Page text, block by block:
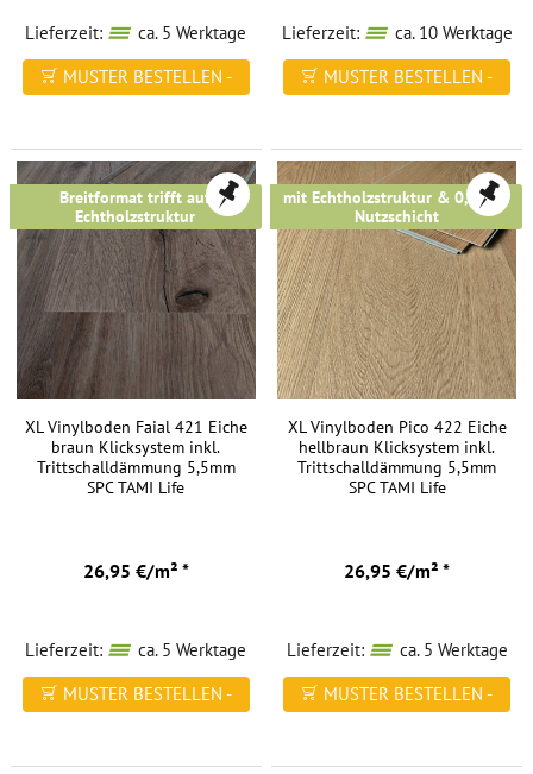
und
auch
oder
hellen
Möbeln.
Das
Vinyl
ist
extrem
flexibel
gewissermaßen
absorbiert
beziehungsweise
Lieferzeit:
ca. 5 Werktage
MUSTER BESTELLEN -
Lieferzeit:
ca. 10 Werktage
MUSTER BESTELLEN -
Breitformat trifft auf
Echtholzstruktur
XL Vinylboden Faial 421 Eiche
braun Klicksystem inkl.
Trittschalldämmung 5,5mm
SPC TAMI Life
26,95 €/m² *
Lieferzeit:
ca. 5 Werktage
MUSTER BESTELLEN -
mit Echtholzstruktur & 0,5 mm
Nutzschicht
XL Vinylboden Pico 422 Eiche
hellbraun Klicksystem inkl.
Trittschalldämmung 5,5mm
SPC TAMI Life
26,95 €/m² *
Lieferzeit:
ca. 5 Werktage
MUSTER BESTELLEN -